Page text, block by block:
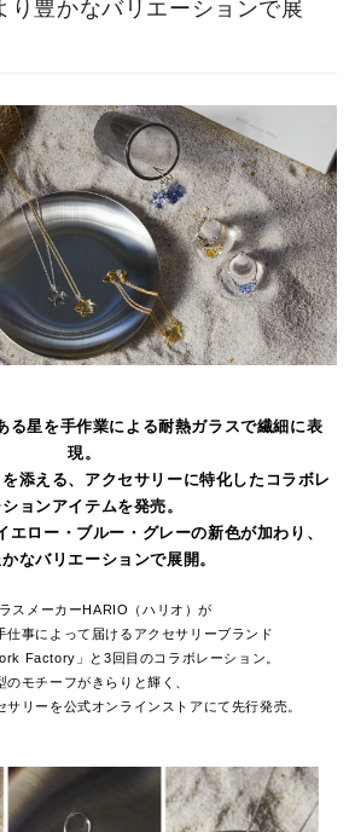
り豊かなバリエーションで展
る星を手作業による耐熱ガラスで繊細に表
現。
添える、アクセサリーに特化したコラボレ
ョンアイテムを発売。
エロー・ブルー・グレーの新色が加わり、
なバリエーションで展開。
スメーカーHARIO（ハリオ）が
仕事によって届けるアクセサリーブランド
Factory」と3回目のコラボレーション。
のモチーフがきらりと輝く、
サリーを公式オンラインストアにて先行発売。